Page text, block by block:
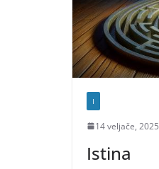
I
14 veljače, 2025
Istina